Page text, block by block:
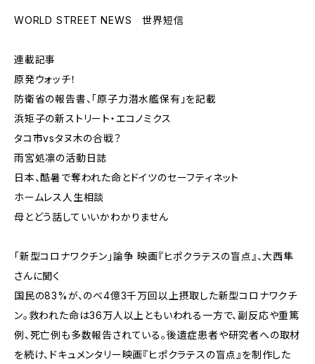
WORLD STREET NEWS 世界短信
連載記事
原発ウォッチ！
防衛省の報告書、「原子力潜水艦保有」を記載
浜矩子の新ストリート・エコノミクス
タコ市vsタヌ木の合戦？
雨宮処凛の活動日誌
日本、酷暑で奪われた命とドイツのセーフティネット
ホームレス人生相談
母とどう話していいかわかりません
「新型コロナワクチン」論争 映画『ヒポクラテスの盲点』、大西隼
さんに聞く
国民の83%が、のべ4億3千万回以上摂取した新型コロナワクチ
ン。救われた命は36万人以上ともいわれる一方で、副反応や重篤
例、死亡例も多数報告されている。後遺症患者や研究者への取材
を続け、ドキュメンタリー映画『ヒポクラテスの盲点』を制作した